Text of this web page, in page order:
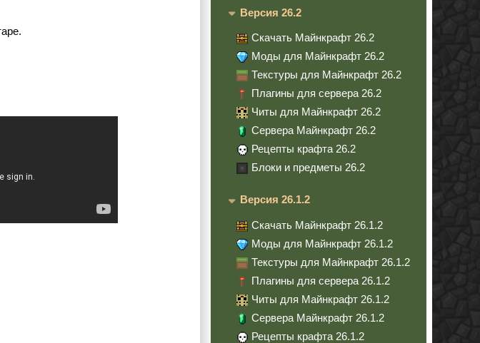
Версия 26.2
Скачать Майнкрафт 26.2
Моды для Майнкрафт 26.2
Текстуры для Майнкрафт 26.2
Плагины для сервера 26.2
Читы для Майнкрафт 26.2
Сервера Майнкрафт 26.2
Рецепты крафта 26.2
Блоки и предметы 26.2
Версия 26.1.2
Скачать Майнкрафт 26.1.2
Моды для Майнкрафт 26.1.2
Текстуры для Майнкрафт 26.1.2
Плагины для сервера 26.1.2
Читы для Майнкрафт 26.1.2
Сервера Майнкрафт 26.1.2
Рецепты крафта 26.1.2